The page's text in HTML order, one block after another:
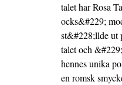
talet har Rosa
ocks&#229;
st&#228;llde ut
talet och
hennes unika
en romsk